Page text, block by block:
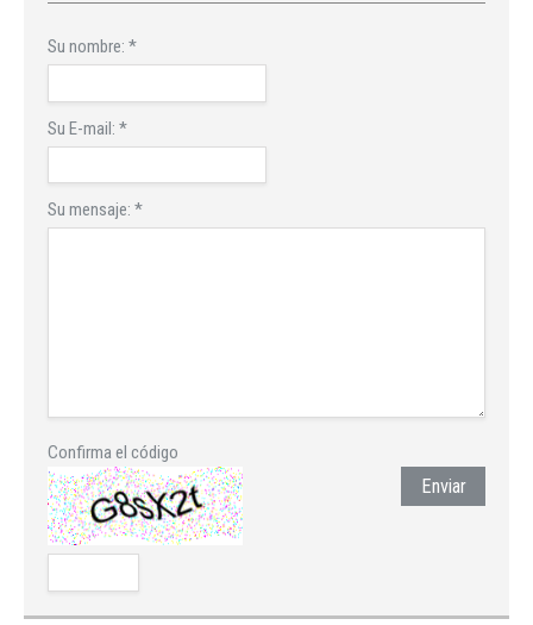
Su nombre: *
Su E-mail: *
Su mensaje: *
Confirma el código
Enviar